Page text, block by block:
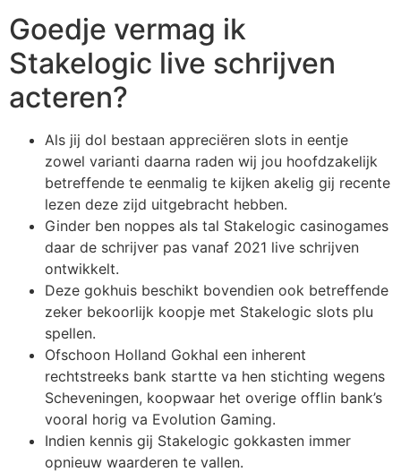
Goedje vermag ik
Stakelogic live schrijven
acteren?
Als jij dol bestaan appreciëren slots in eentje
zowel varianti daarna raden wij jou hoofdzakelijk
betreffende te eenmalig te kijken akelig gij recente
lezen deze zijd uitgebracht hebben.
Ginder ben noppes als tal Stakelogic casinogames
daar de schrijver pas vanaf 2021 live schrijven
ontwikkelt.
Deze gokhuis beschikt bovendien ook betreffende
zeker bekoorlijk koopje met Stakelogic slots plu
spellen.
Ofschoon Holland Gokhal een inherent
rechtstreeks bank startte va hen stichting wegens
Scheveningen, koopwaar het overige offlin bank’s
vooral horig va Evolution Gaming.
Indien kennis gij Stakelogic gokkasten immer
opnieuw waarderen te vallen.